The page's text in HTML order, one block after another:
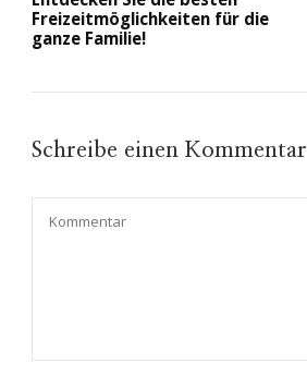
Freizeitmöglichkeiten für die
ganze Familie!
Schreibe einen Kommentar